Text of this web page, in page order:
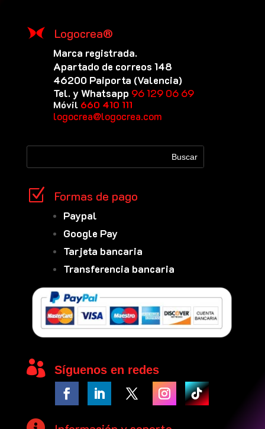
Logocrea®
Marca registrada.
Apartado de correos 148
46200 Paiporta (Valencia)
Tel. y Whatsapp 96 129 06 69
Móvil 660 410 111
logocrea@logocrea.com
Z Formas de pago
Paypal
Google Pay
Tarjeta bancaria
Transferencia bancaria
 Síguenos en redes